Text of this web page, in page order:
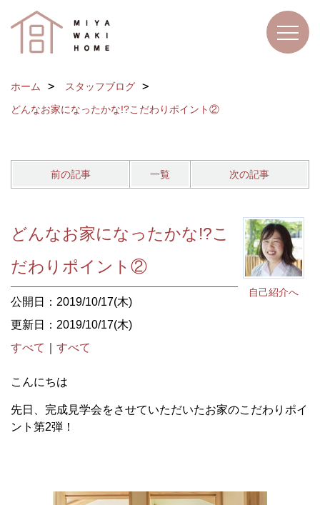
ホーム
スタッフブログ
どんなお家になったかな!?こだわりポイント②
前の記事 一覧 次の記事
自己紹介へ
どんなお家になったかな!?こ
だわりポイント②
公開日：2019/10/17(木)
更新日：2019/10/17(木)
すべて
すべて
こんにちは
先日、完成見学会をさせていただいたお家のこだわりポイ
ント第2弾！